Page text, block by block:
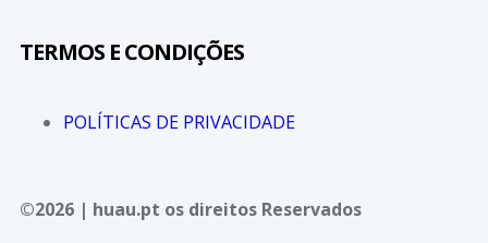
TERMOS E CONDIÇÕES
POLÍTICAS DE PRIVACIDADE
©2026 | huau.pt os direitos Reservados